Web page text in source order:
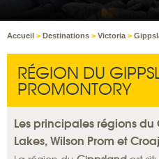
Accueil > Destinations > Victoria >
RÉGION DU
PROMONTORY
Les principales régions
Lakes, Wilson Prom et